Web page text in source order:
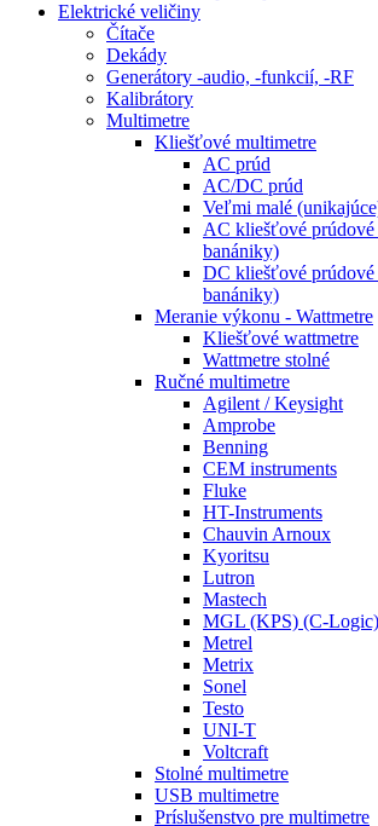
Elektrické veličiny
Čítače
Dekády
Generátory -audio, -funkcií, -RF
Kalibrátory
Multimetre
Kliešťové multimetre
AC prúd
AC/DC prúd
Veľmi malé
AC kliešťové prúdové
banániky)
DC kliešťové prúdové
banániky)
Meranie výkonu - Wattmetre
Kliešťové wattmetre
Wattmetre stolné
Ručné multimetre
Agilent / Keysight
Amprobe
Benning
CEM instruments
Fluke
HT-Instruments
Chauvin Arnoux
Kyoritsu
Lutron
Mastech
MGL (KPS) (C-Logic)
Metrel
Metrix
Sonel
Testo
UNI-T
Voltcraft
Stolné multimetre
USB multimetre
Príslušenstvo pre multimetre